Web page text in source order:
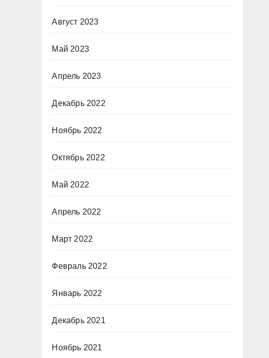
Август 2023
Май 2023
Апрель 2023
Декабрь 2022
Ноябрь 2022
Октябрь 2022
Май 2022
Апрель 2022
Март 2022
Февраль 2022
Январь 2022
Декабрь 2021
Ноябрь 2021